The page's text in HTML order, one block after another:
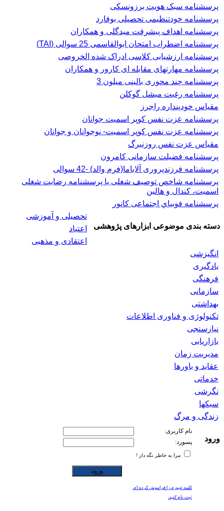
پرسشنامه سبک هویت برزونسکی
پرسشنامه خودتنظیمی تحصیلی بوفارد
پرسشنامه اهداف پیشرفت میدگلی و همکاران
پرسشنامه اضطراب امتحان ابوالقاسمی 25 سوالی (TAI)
پرسشنامه ارزشیابی کلاسی ادراک شده الخروصی
پرسشنامه مهارتهای مقابله ای کارور و همکاران
پرسشنامه چند محوری بالینی میلون 3
پرسشنامه رغبت ميشل گوكلن
مقیاس خودپنداره راجرز
پرسشنامه عزت نفس كوپر اسميت جوانان
پرسشنامه عزت نفس کوپر اسمیت- نوجوانان و جوانان
مقیاس عزت نفس روزنبرگ
پرسشنامه فضیلت سازمانی کامرون
پرسشنامه فرزندپروری آلاباما(فرم والد) -42 سوالی
پرسشنامه شاخص توصیف شغلی یا پرسشنامه رضایت شغلی
اسميت، كندال و هالين
پرسشنامه فوبياي اجتماعی کانور
دسته بندی موضوعی ابزارهای پژوهشی
تحصیلی و آموزشی
اعتیاد
اعتقادی و مذهبی
انگیزشی
یادگیری
فرهنگی
سازمانی
بهداشتی
تکنولوژی و فناوری اطلاعات
نیازسنجی
بازاریابی
مدیریت زمان
عقاید و باورها
خدماتی
نگرشی
سبکها
زندگی و مرگ
ورود
نام کاربری:
پسورد:
مرا به خاطر نگه دار !
کلمه عبورم را فراموش کرده ام.
ثبت نام کنید.